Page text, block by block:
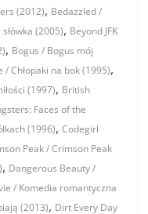
(2012), Bedazzled /
(2005), Beyond JFK
, Bogus / Bogus mój
/ Chłopaki na bok (1995),
(1997), British
Faces of the
(1996),Codegirl
Peak / Crimson Peak
, Dangerous Beauty /
/ Komedia romantyczna
(2013), Dirt Every Day